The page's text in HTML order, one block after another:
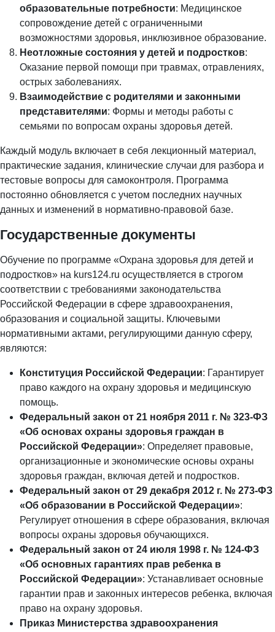
образовательные потребности: Медицинское
сопровождение детей с ограниченными
возможностями здоровья, инклюзивное образование.
Неотложные состояния у детей и подростков:
Оказание первой помощи при травмах, отравлениях,
острых заболеваниях.
Взаимодействие с родителями и законными
представителями: Формы и методы работы с
семьями по вопросам охраны здоровья детей.
Каждый модуль включает в себя лекционный материал,
практические задания, клинические случаи для разбора и
тестовые вопросы для самоконтроля. Программа
постоянно обновляется с учетом последних научных
данных и изменений в нормативно-правовой базе.
Государственные документы
Обучение по программе «Охрана здоровья для детей и
подростков» на kurs124.ru осуществляется в строгом
соответствии с требованиями законодательства
Российской Федерации в сфере здравоохранения,
образования и социальной защиты. Ключевыми
нормативными актами, регулирующими данную сферу,
являются:
Конституция Российской Федерации: Гарантирует
право каждого на охрану здоровья и медицинскую
помощь.
Федеральный закон от 21 ноября 2011 г. № 323-ФЗ
«Об основах охраны здоровья граждан в
Российской Федерации»: Определяет правовые,
организационные и экономические основы охраны
здоровья граждан, включая детей и подростков.
Федеральный закон от 29 декабря 2012 г. № 273-ФЗ
«Об образовании в Российской Федерации»:
Регулирует отношения в сфере образования, включая
вопросы охраны здоровья обучающихся.
Федеральный закон от 24 июля 1998 г. № 124-ФЗ
«Об основных гарантиях прав ребенка в
Российской Федерации»: Устанавливает основные
гарантии прав и законных интересов ребенка, включая
право на охрану здоровья.
Приказ Министерства здравоохранения